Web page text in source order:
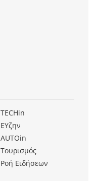
TECHin
ΕΥζην
AUTOin
Τουρισμός
Ροή Ειδήσεων